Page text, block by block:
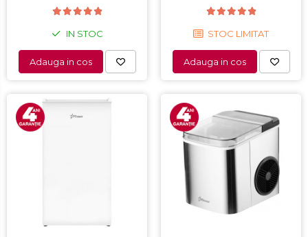
IN STOC
Adauga in cos
STOC LIMITAT
Adauga in cos